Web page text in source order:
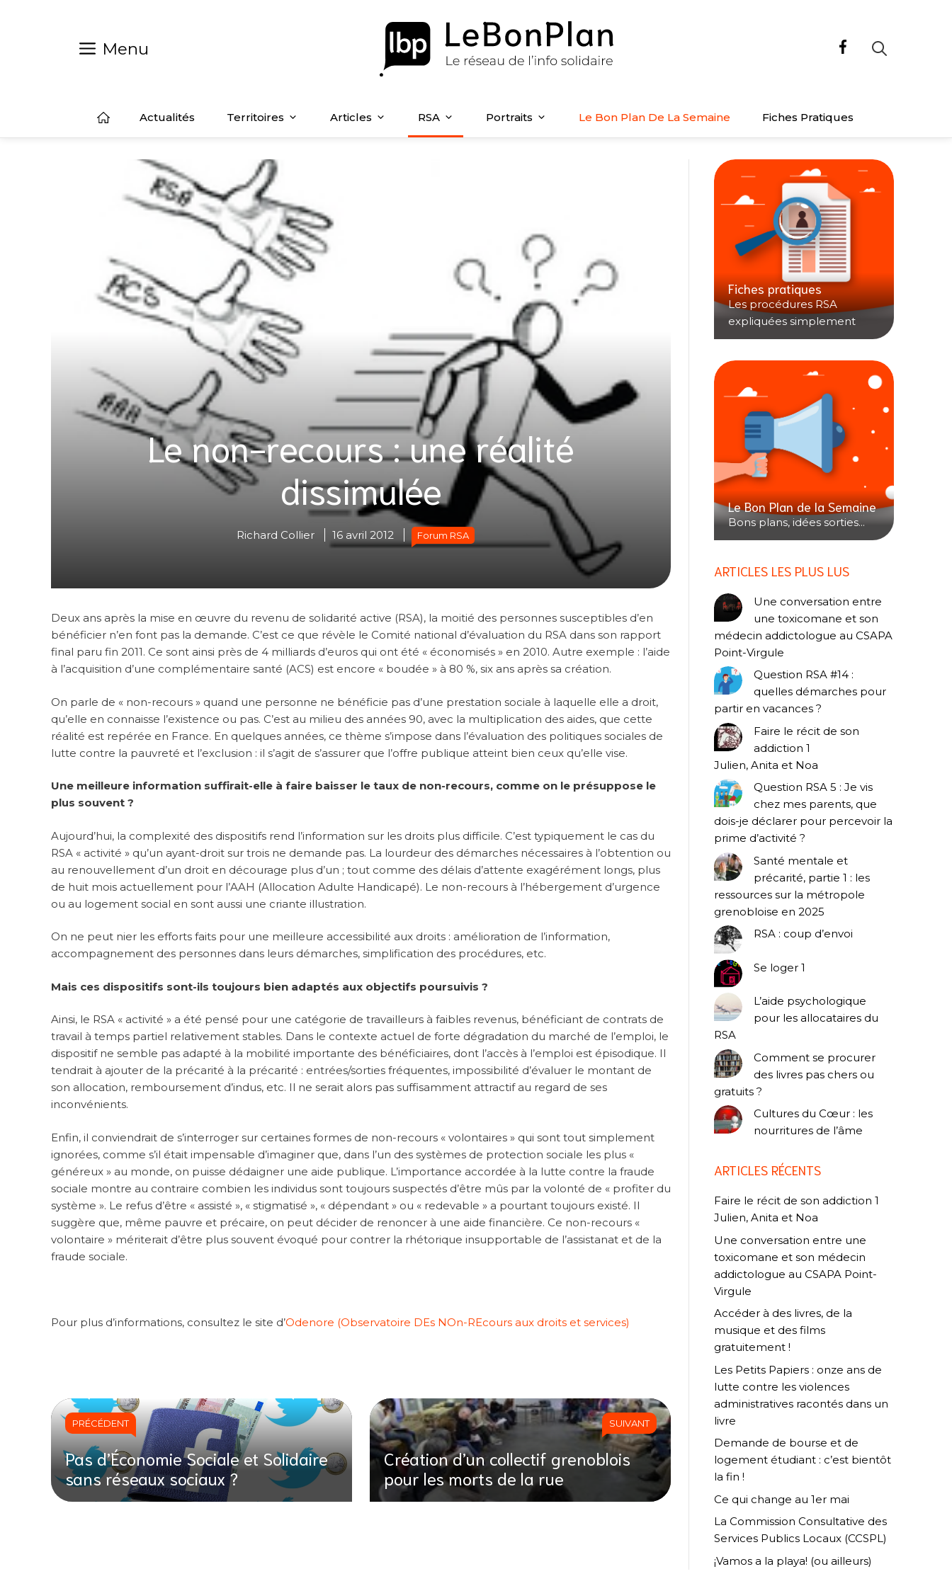
Menu
Actualités Territoires Articles RSA Portraits Le Bon Plan De La Semaine Fiches Pratiques
Le non-recours : une réalité
dissimulée
Richard Collier 16 avril 2012 Forum RSA
Deux ans après la mise en œuvre du revenu de solidarité active (RSA), la moitié des personnes susceptibles d’en
bénéficier n’en font pas la demande. C’est ce que révèle le Comité national d’évaluation du RSA dans son rapport
final paru fin 2011. Ce sont ainsi près de 4 milliards d’euros qui ont été « économisés » en 2010. Autre exemple : l’aide
à l’acquisition d’une complémentaire santé (ACS) est encore « boudée » à 80 %, six ans après sa création.
On parle de « non-recours » quand une personne ne bénéficie pas d’une prestation sociale à laquelle elle a droit,
qu’elle en connaisse l’existence ou pas. C’est au milieu des années 90, avec la multiplication des aides, que cette
réalité est repérée en France. En quelques années, ce thème s’impose dans l’évaluation des politiques sociales de
lutte contre la pauvreté et l’exclusion : il s’agit de s’assurer que l’offre publique atteint bien ceux qu’elle vise.
Une meilleure information suffirait-elle à faire baisser le taux de non-recours, comme on le présuppose le
plus souvent ?
Aujourd’hui, la complexité des dispositifs rend l’information sur les droits plus difficile. C’est typiquement le cas du
RSA « activité » qu’un ayant-droit sur trois ne demande pas. La lourdeur des démarches nécessaires à l’obtention ou
au renouvellement d’un droit en décourage plus d’un ; tout comme des délais d’attente exagérément longs, plus
de huit mois actuellement pour l’AAH (Allocation Adulte Handicapé). Le non-recours à l’hébergement d’urgence
ou au logement social en sont aussi une criante illustration.
On ne peut nier les efforts faits pour une meilleure accessibilité aux droits : amélioration de l’information,
accompagnement des personnes dans leurs démarches, simplification des procédures, etc.
Mais ces dispositifs sont-ils toujours bien adaptés aux objectifs poursuivis ?
Ainsi, le RSA « activité » a été pensé pour une catégorie de travailleurs à faibles revenus, bénéficiant de contrats de
travail à temps partiel relativement stables. Dans le contexte actuel de forte dégradation du marché de l’emploi, le
dispositif ne semble pas adapté à la mobilité importante des bénéficiaires, dont l’accès à l’emploi est épisodique. Il
tendrait à ajouter de la précarité à la précarité : entrées/sorties fréquentes, impossibilité d’évaluer le montant de
son allocation, remboursement d’indus, etc. Il ne serait alors pas suffisamment attractif au regard de ses
inconvénients.
Enfin, il conviendrait de s’interroger sur certaines formes de non-recours « volontaires » qui sont tout simplement
ignorées, comme s’il était impensable d’imaginer que, dans l’un des systèmes de protection sociale les plus «
généreux » au monde, on puisse dédaigner une aide publique. L’importance accordée à la lutte contre la fraude
sociale montre au contraire combien les individus sont toujours suspectés d’être mûs par la volonté de « profiter du
système ». Le refus d’être « assisté », « stigmatisé », « dépendant » ou « redevable » a pourtant toujours existé. Il
suggère que, même pauvre et précaire, on peut décider de renoncer à une aide financière. Ce non-recours «
volontaire » mériterait d’être plus souvent évoqué pour contrer la rhétorique insupportable de l’assistanat et de la
fraude sociale.
Pour plus d’informations, consultez le site d’Odenore (Observatoire DEs NOn-REcours aux droits et services)
PRÉCÉDENT
Pas d’Économie Sociale et Solidaire
sans réseaux sociaux ?
SUIVANT
Création d’un collectif grenoblois
pour les morts de la rue
Fiches pratiques
Les procédures RSA
expliquées simplement
Le Bon Plan de la Semaine
Bons plans, idées sorties...
ARTICLES LES PLUS LUS
Une conversation entre
une toxicomane et son
médecin addictologue au CSAPA
Point-Virgule
Question RSA #14 :
quelles démarches pour
partir en vacances ?
Faire le récit de son
addiction 1
Julien, Anita et Noa
Question RSA 5 : Je vis
chez mes parents, que
dois-je déclarer pour percevoir la
prime d’activité ?
Santé mentale et
précarité, partie 1 : les
ressources sur la métropole
grenobloise en 2025
RSA : coup d’envoi
Se loger 1
L’aide psychologique
pour les allocataires du
RSA
Comment se procurer
des livres pas chers ou
gratuits ?
Cultures du Cœur : les
nourritures de l’âme
ARTICLES RÉCENTS
Faire le récit de son addiction 1
Julien, Anita et Noa
Une conversation entre une
toxicomane et son médecin
addictologue au CSAPA Point-
Virgule
Accéder à des livres, de la
musique et des films
gratuitement !
Les Petits Papiers : onze ans de
lutte contre les violences
administratives racontés dans un
livre
Demande de bourse et de
logement étudiant : c’est bientôt
la fin !
Ce qui change au 1er mai
La Commission Consultative des
Services Publics Locaux (CCSPL)
¡Vamos a la playa! (ou ailleurs)